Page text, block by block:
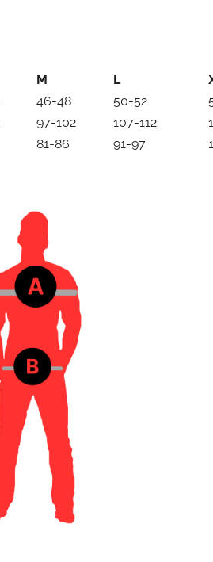
M L
46-48 50-52
97-102 107-112
81-86 91-97